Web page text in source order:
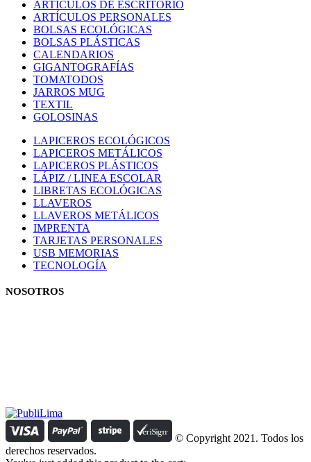
ARTÍCULOS DE ESCRITORIO
ARTÍCULOS PERSONALES
BOLSAS ECOLÓGICAS
BOLSAS PLÁSTICAS
CALENDARIOS
GIGANTOGRAFÍAS
TOMATODOS
JARROS MUG
TEXTIL
GOLOSINAS
LAPICEROS ECOLÓGICOS
LAPICEROS METÁLICOS
LAPICEROS PLÁSTICOS
LÁPIZ / LINEA ESCOLAR
LIBRETAS ECOLÓGICAS
LLAVEROS
LLAVEROS METÁLICOS
IMPRENTA
TARJETAS PERSONALES
USB MEMORIAS
TECNOLOGÍA
NOSOTROS
© Copyright 2021. Todos los
derechos reservados.